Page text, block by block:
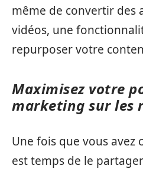
même de convertir des
vidéos, une
repurposer votre
Maximisez votre
marketing sur les
Une fois que vous avez
est temps de le